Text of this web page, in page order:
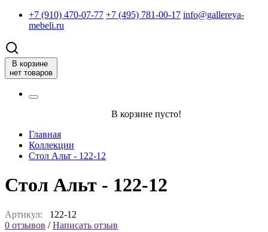
+7 (910) 470-07-77 +7 (495) 781-00-17 info@gallereya-
mebeli.ru
В корзине
нет товаров
В корзине пусто!
Главная
Коллекции
Стол Альт - 122-12
Стол Альт - 122-12
Артикул: 122-12
0 отзывов /Написать отзыв